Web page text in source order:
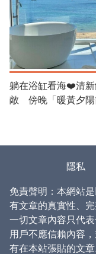
躺在浴缸看海❤️清新
敵 傍晚「暖黃夕陽
隱私
免責聲明：本網站
有文章的真實性、
一切文章內容只代
用戶不應信賴內容
有在本站張貼的文